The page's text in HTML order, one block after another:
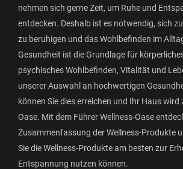
nehmen sich gerne Zeit, um Ruhe und
entdecken. Deshalb ist es notwendig, sich
zu beruhigen und das Wohlbefinden im
Gesundheit ist die Grundlage für
psychisches Wohlbefinden, Vitalität und
unserer Auswahl an hochwertigen
können Sie dies erreichen und Ihr Haus wird
Oase. Mit dem Führer Wellness-Oase
Zusammenfassung der Wellness-Produkte
Sie die Wellness-Produkte am besten zur
Entspannung nutzen können.